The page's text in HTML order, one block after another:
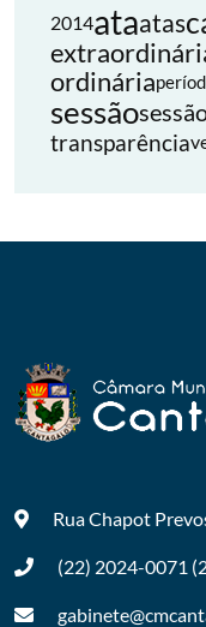
2014ataatas
ordinária
sessão
transparência
Rua Chapot
(22) 2024-0071